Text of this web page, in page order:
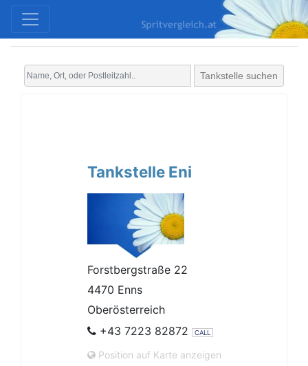
Tankstelle suchen
Tankstelle Eni
Forstbergstraße 22
4470 Enns
Oberösterreich
+43 7223 82872
CALL
Position auf Karte anzeigen